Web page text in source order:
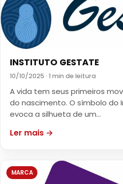
INSTITUTO GESTATE
10/10/2025 · 1 min de leitura
A vida tem seus primeiros
do nascimento. O símbolo
evoca a silhueta de um…
Ler mais →
MARCA